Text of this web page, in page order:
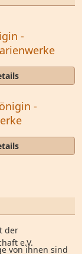
-
-
der
e.V.
von ihnen sind